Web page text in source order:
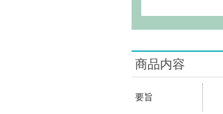
商品内容
要旨